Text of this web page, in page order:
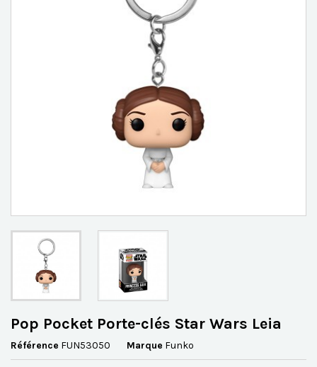
Pop Pocket Porte-clés Star Wars Leia
Référence FUN53050 Marque Funko